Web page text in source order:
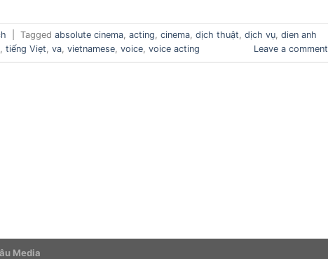
Tagged absolute cinema, acting, cinema, dịch thuật, dịch vụ, dien anh
, tiếng Viẹt, va, vietnamese, voice, voice acting Leave a comment
Media